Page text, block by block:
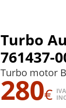
Turbo
761437-
Turbo motor
280€ IVA